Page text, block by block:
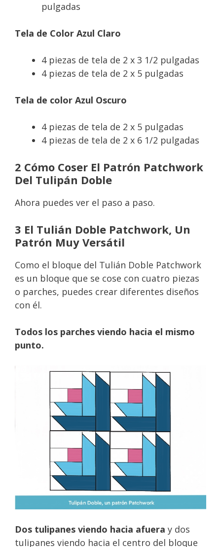
pulgadas
Tela de Color Azul Claro
4 piezas de tela de 2 x 3 1/2 pulgadas
4 piezas de tela de 2 x 5 pulgadas
Tela de color Azul Oscuro
4 piezas de tela de 2 x 5 pulgadas
4 piezas de tela de 2 x 6 1/2 pulgadas
2 Cómo Coser El Patrón Patchwork
Del Tulipán Doble
Ahora puedes ver el paso a paso.
3 El Tulián Doble Patchwork, Un
Patrón Muy Versátil
Como el bloque del Tulián Doble Patchwork
es un bloque que se cose con cuatro piezas
o parches, puedes crear diferentes diseños
con él.
Todos los parches viendo hacia el mismo
punto.
Dos tulipanes viendo hacia afuera y dos
tulipanes viendo hacia el centro del bloque